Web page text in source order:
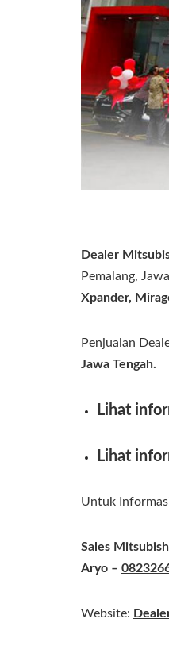
Dealer
Pemalang,
Xpander,
Penjualan
Jawa Tengah.
Lihat
Lihat
Untuk
Sales
Aryo –
Website: